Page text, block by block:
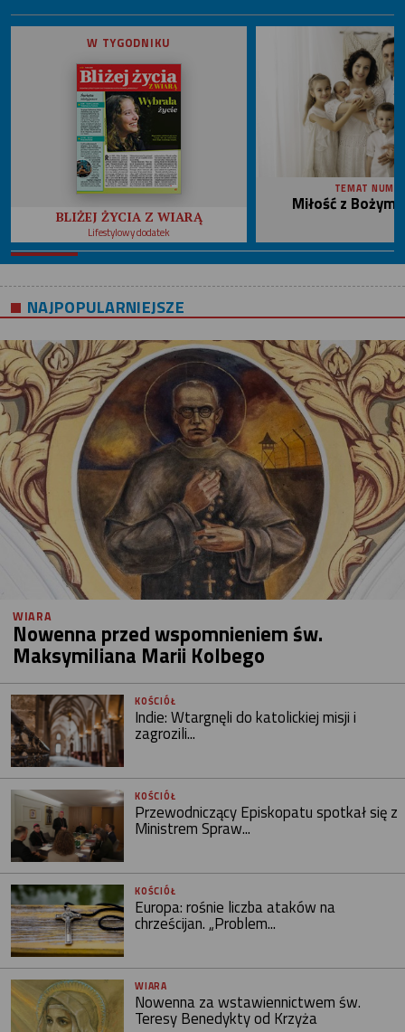
W TYGODNIKU
BLIŻEJ ŻYCIA Z WIARĄ
Lifestylowy dodatek
TEMAT
Miłość z
NAJPOPULARNIEJSZE
WIARA
Nowenna przed wspomnieniem św.
Maksymiliana Marii Kolbego
KOŚCIÓŁ
Indie: Wtargnęli do katolickiej misji i
zagrozili...
KOŚCIÓŁ
Przewodniczący Episkopatu spotkał się z
Ministrem Spraw...
KOŚCIÓŁ
Europa: rośnie liczba ataków na
chrześcijan. „Problem...
WIARA
Nowenna za wstawiennictwem św.
Teresy Benedykty od Krzyża